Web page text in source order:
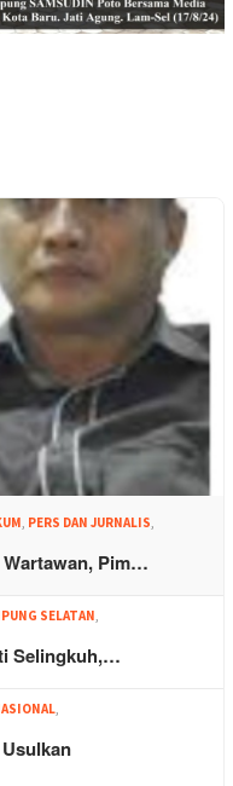
, PERS DAN JURNALIS,
Pim…
SELATAN,
Selingkuh,…
,